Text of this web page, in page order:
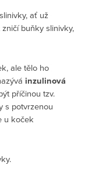
ať už
buňky slinivky,
ale tělo ho
inzulinová
příčinou tzv.
s potvrzenou
u koček